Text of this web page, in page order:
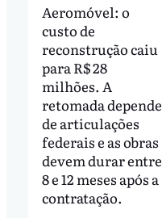
Aeromóvel: o
custo de
reconstrução caiu
para R$ 28
milhões. A
retomada depende
de articulações
federais e as obras
devem durar entre
8 e 12 meses após a
contratação.